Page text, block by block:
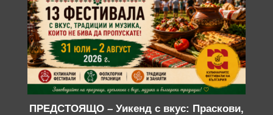
ПРЕДСТОЯЩО – Уикенд с вкус: Праскови,